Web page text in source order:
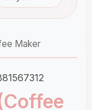
Maker